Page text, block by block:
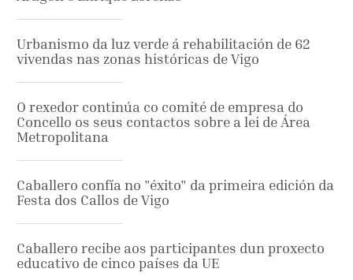
Urbanismo da luz verde á rehabilitación de 62
vivendas nas zonas históricas de Vigo
O rexedor continúa co comité de empresa do
Concello os seus contactos sobre a lei de Área
Metropolitana
Caballero confía no "éxito" da primeira edición da
Festa dos Callos de Vigo
Caballero recibe aos participantes dun proxecto
educativo de cinco países da UE